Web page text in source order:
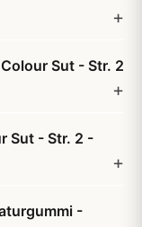
Sut - Str. 2
Sut - Str. 2 -
-